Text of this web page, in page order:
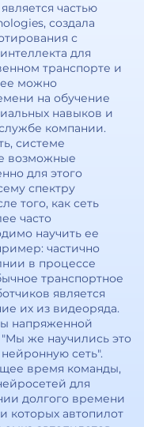
частью
создала
с
для
транспорте и
можно
на обучение
навыков и
компании.
системе
возможные
для этого
спектру
того, как сеть
часто
научить ее
частично
в процессе
транспортное
является
их из видеоряда.
напряженной
же научились это
сеть".
время команды,
для
долгого времени
которых автопилот